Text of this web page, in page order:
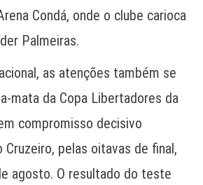
Condá, onde o clube carioca
Palmeiras.
as atenções também se
mata da Copa Libertadores da
compromisso decisivo
Cruzeiro, pelas oitavas de final,
agosto. O resultado do teste